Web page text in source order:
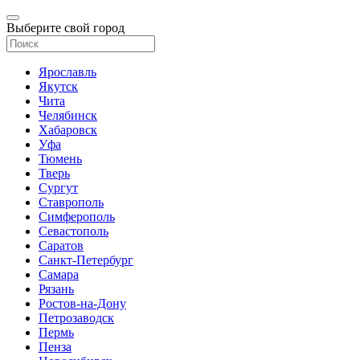
Выберите свой город
Ярославль
Якутск
Чита
Челябинск
Хабаровск
Уфа
Тюмень
Тверь
Сургут
Ставрополь
Симферополь
Севастополь
Саратов
Санкт-Петербург
Самара
Рязань
Ростов-на-Дону
Петрозаводск
Пермь
Пенза